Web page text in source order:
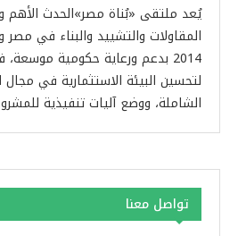
يُعد ملتقى «بُناة مصر»الحدث الأهم
المقاولات والتشييد والبناء في
2014 بدعم ورعاية حكومية
لتحسين البيئة الاستثمارية في مجال
الشاملة، ووضع آليات تنفيذية
تواصل معنا